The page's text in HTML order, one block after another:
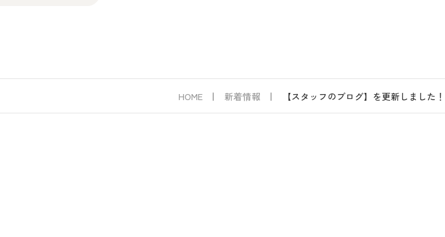
HOME 新着情報 【スタッフのブログ】を更新しました！